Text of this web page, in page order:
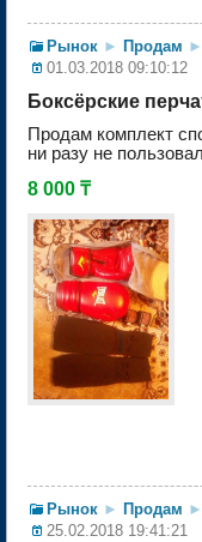
Рынок ► Продам ►
01.03.2018 09:10:12
Боксёрские
Продам комплект
ни разу не
8 000 ₸
Рынок ► Продам ►
25.02.2018 19:41:21